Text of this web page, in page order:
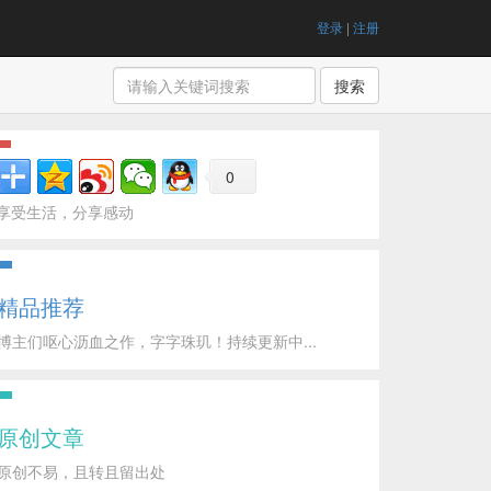
登录 | 注册
搜索
0
受生活，分享感动
品推荐
主们呕心沥血之作，字字珠玑！持续更新中...
创文章
创不易，且转且留出处